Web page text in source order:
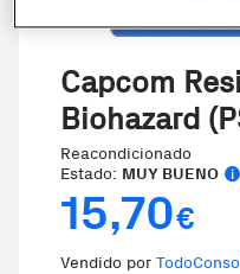
Capcom
Biohazard
Reacondicionado
Estado: MUY BUENO
15,70€
Vendido por